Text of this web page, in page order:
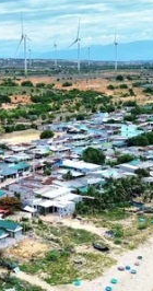
pháp lý về
chống rửa tiền
mặt bằng,
ngân